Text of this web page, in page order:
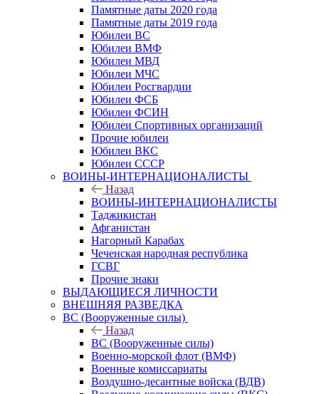
Памятные даты 2020 года
Памятные даты 2019 года
Юбилеи ВС
Юбилеи ВМФ
Юбилеи МВД
Юбилеи МЧС
Юбилеи Росгвардии
Юбилеи ФСБ
Юбилеи ФСИН
Юбилеи Спортивных организаций
Прочие юбилеи
Юбилеи ВКС
Юбилеи СССР
ВОИНЫ-ИНТЕРНАЦИОНАЛИСТЫ
Назад
ВОИНЫ-ИНТЕРНАЦИОНАЛИСТЫ
Таджикистан
Афганистан
Нагорный Карабах
Чеченская народная республика
ГСВГ
Прочие знаки
ВЫДАЮЩИЕСЯ ЛИЧНОСТИ
ВНЕШНЯЯ РАЗВЕДКА
ВС (Вооруженные силы)
Назад
ВС (Вооруженные силы)
Военно-морской флот (ВМФ)
Военные комиссариаты
Воздушно-десантные войска (ВДВ)